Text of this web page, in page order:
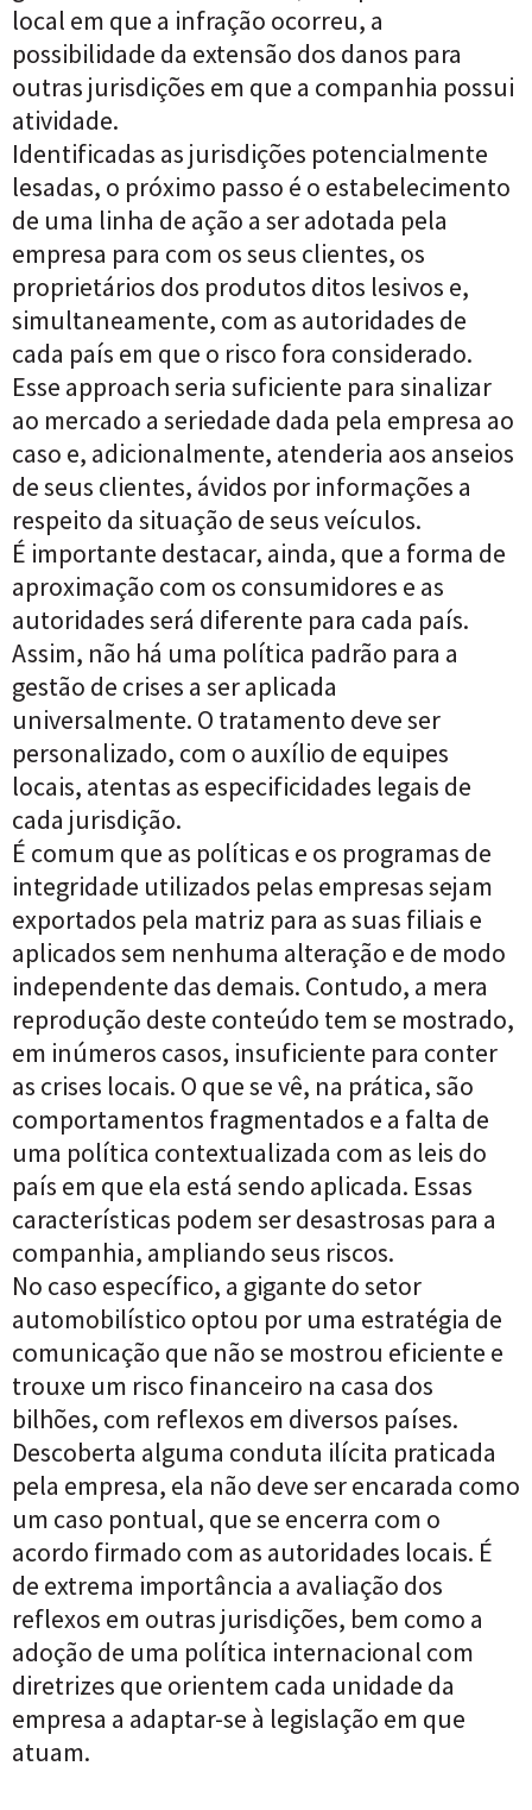
local em que a infração ocorreu, a
possibilidade da extensão dos danos para
outras jurisdições em que a companhia possui
atividade.
Identificadas as jurisdições potencialmente
lesadas, o próximo passo é o estabelecimento
de uma linha de ação a ser adotada pela
empresa para com os seus clientes, os
proprietários dos produtos ditos lesivos e,
simultaneamente, com as autoridades de
cada país em que o risco fora considerado.
Esse approach seria suficiente para sinalizar
ao mercado a seriedade dada pela empresa ao
caso e, adicionalmente, atenderia aos anseios
de seus clientes, ávidos por informações a
respeito da situação de seus veículos.
É importante destacar, ainda, que a forma de
aproximação com os consumidores e as
autoridades será diferente para cada país.
Assim, não há uma política padrão para a
gestão de crises a ser aplicada
universalmente. O tratamento deve ser
personalizado, com o auxílio de equipes
locais, atentas as especificidades legais de
cada jurisdição.
É comum que as políticas e os programas de
integridade utilizados pelas empresas sejam
exportados pela matriz para as suas filiais e
aplicados sem nenhuma alteração e de modo
independente das demais. Contudo, a mera
reprodução deste conteúdo tem se mostrado,
em inúmeros casos, insuficiente para conter
as crises locais. O que se vê, na prática, são
comportamentos fragmentados e a falta de
uma política contextualizada com as leis do
país em que ela está sendo aplicada. Essas
características podem ser desastrosas para a
companhia, ampliando seus riscos.
No caso específico, a gigante do setor
automobilístico optou por uma estratégia de
comunicação que não se mostrou eficiente e
trouxe um risco financeiro na casa dos
bilhões, com reflexos em diversos países.
Descoberta alguma conduta ilícita praticada
pela empresa, ela não deve ser encarada como
um caso pontual, que se encerra com o
acordo firmado com as autoridades locais. É
de extrema importância a avaliação dos
reflexos em outras jurisdições, bem como a
adoção de uma política internacional com
diretrizes que orientem cada unidade da
empresa a adaptar-se à legislação em que
atuam.